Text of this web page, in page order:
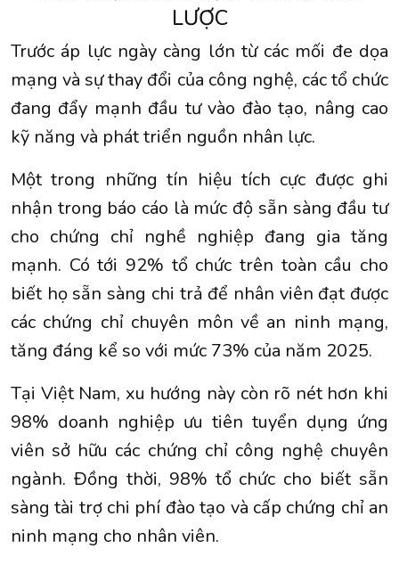
LƯỢC
Trước áp lực ngày càng lớn từ các mối đe dọa
mạng và sự thay đổi của công nghệ, các tổ chức
đang đẩy mạnh đầu tư vào đào tạo, nâng cao
kỹ năng và phát triển nguồn nhân lực.
Một trong những tín hiệu tích cực được ghi
nhận trong báo cáo là mức độ sẵn sàng đầu tư
cho chứng chỉ nghề nghiệp đang gia tăng
mạnh. Có tới 92% tổ chức trên toàn cầu cho
biết họ sẵn sàng chi trả để nhân viên đạt được
các chứng chỉ chuyên môn về an ninh mạng,
tăng đáng kể so với mức 73% của năm 2025.
Tại Việt Nam, xu hướng này còn rõ nét hơn khi
98% doanh nghiệp ưu tiên tuyển dụng ứng
viên sở hữu các chứng chỉ công nghệ chuyên
ngành. Đồng thời, 98% tổ chức cho biết sẵn
sàng tài trợ chi phí đào tạo và cấp chứng chỉ an
ninh mạng cho nhân viên.